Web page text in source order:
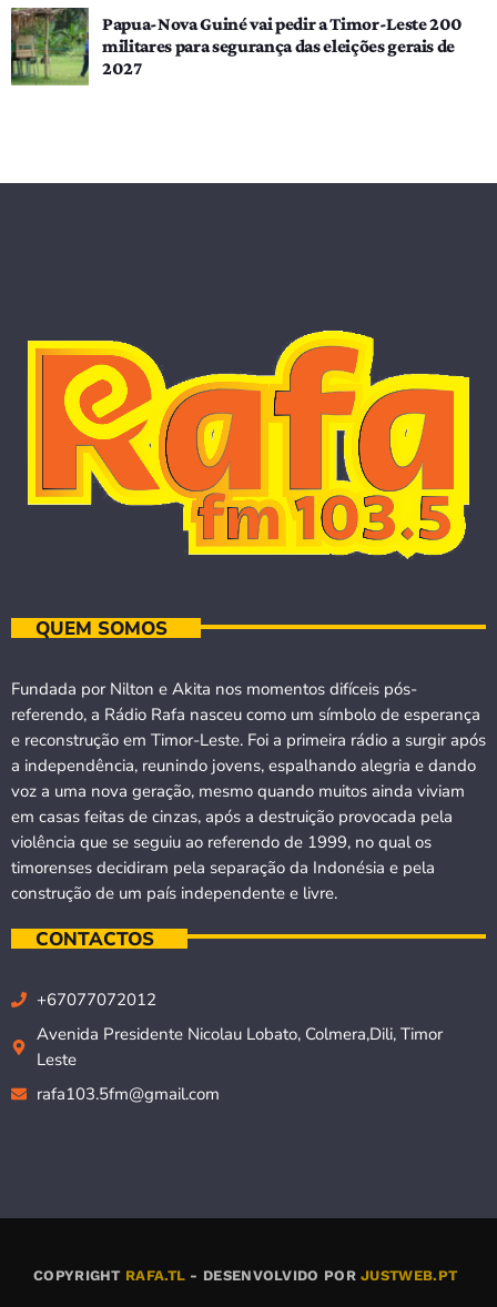
Papua-Nova Guiné vai pedir a Timor-Leste 200
militares para segurança das eleições gerais de
2027
QUEM SOMOS
Fundada por Nilton e Akita nos momentos difíceis pós-
referendo, a Rádio Rafa nasceu como um símbolo de esperança
e reconstrução em Timor-Leste. Foi a primeira rádio a surgir após
a independência, reunindo jovens, espalhando alegria e dando
voz a uma nova geração, mesmo quando muitos ainda viviam
em casas feitas de cinzas, após a destruição provocada pela
violência que se seguiu ao referendo de 1999, no qual os
timorenses decidiram pela separação da Indonésia e pela
construção de um país independente e livre.
CONTACTOS
+67077072012
Avenida Presidente Nicolau Lobato, Colmera,Dili, Timor
Leste
rafa103.5fm@gmail.com
COPYRIGHT RAFA.TL - DESENVOLVIDO PORJUSTWEB.PT